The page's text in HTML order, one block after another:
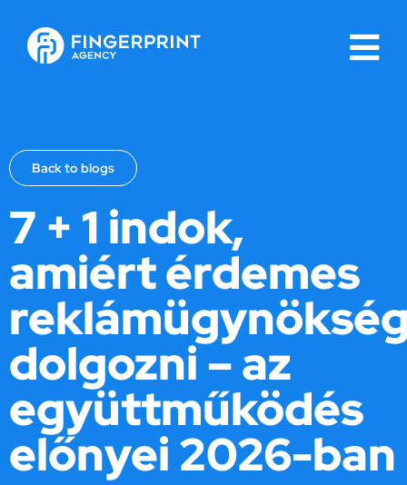
Back to blogs
7 + 1 indok,
amiért érdemes
dolgozni – az
együttműködés
előnyei 2026-ban